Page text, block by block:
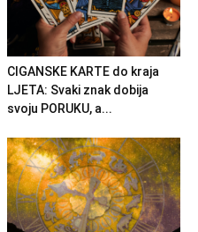
CIGANSKE KARTE do kraja
LJETA: Svaki znak dobija
svoju PORUKU, a...